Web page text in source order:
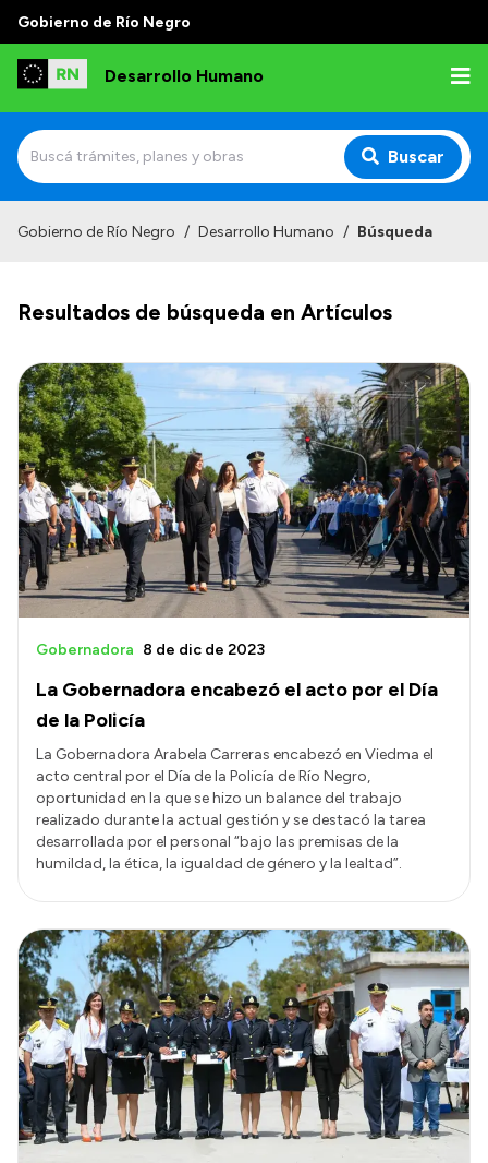
Gobierno de Río Negro
Desarrollo Humano
Buscar
Misión
Autoridades
Delegaciones
Normativa
Transparencia
Presupuesto
Boletín Oficial
Compras y licitaciones
Consulta de pago a proveedores
Convocatorias
Intranet
Login
Gobierno de Río Negro / Desarrollo Humano / Búsqueda
Resultados de búsqueda en Artículos
La Gobernadora encabezó el acto por el Día
de la Policía
Gobernadora 8 de dic de 2023
La Gobernadora Arabela Carreras encabezó en Viedma el
acto central por el Día de la Policía de Río Negro,
oportunidad en la que se hizo un balance del trabajo
realizado durante la actual gestión y se destacó la tarea
desarrollada por el personal “bajo las premisas de la
humildad, la ética, la igualdad de género y la lealtad”.